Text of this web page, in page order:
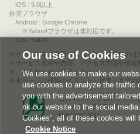
iOS : 9.0以上
推奨ブラウザ
Android : Google Chrome
※Yahoo!ブラウザは非対応です。
iOS : Safari
サービスをご利用されるには、情報料のほ
サービス名称や内容、アクセス方法や情
す。あらかじめご了承ください。
本ページに掲載のイラスト・写真・文章の
このエルマークは、レコー
ンツを示す登録商標です。
RIAJ00013011
Our use of Cookies
We use cookies to make our
use cookies to analyze the traffic
you with the advertisement
nk our website to the social
Cookies”, all of these cookies will
Cookie Notice